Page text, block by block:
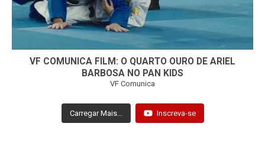
VF COMUNICA FILM: O QUARTO OURO DE ARIEL
BARBOSA NO PAN KIDS
VF Comunica
Carregar Mais... Inscreva-se